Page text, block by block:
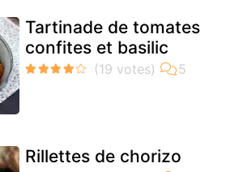
Tartinade de tomates
confites et basilic
Rillettes de chorizo